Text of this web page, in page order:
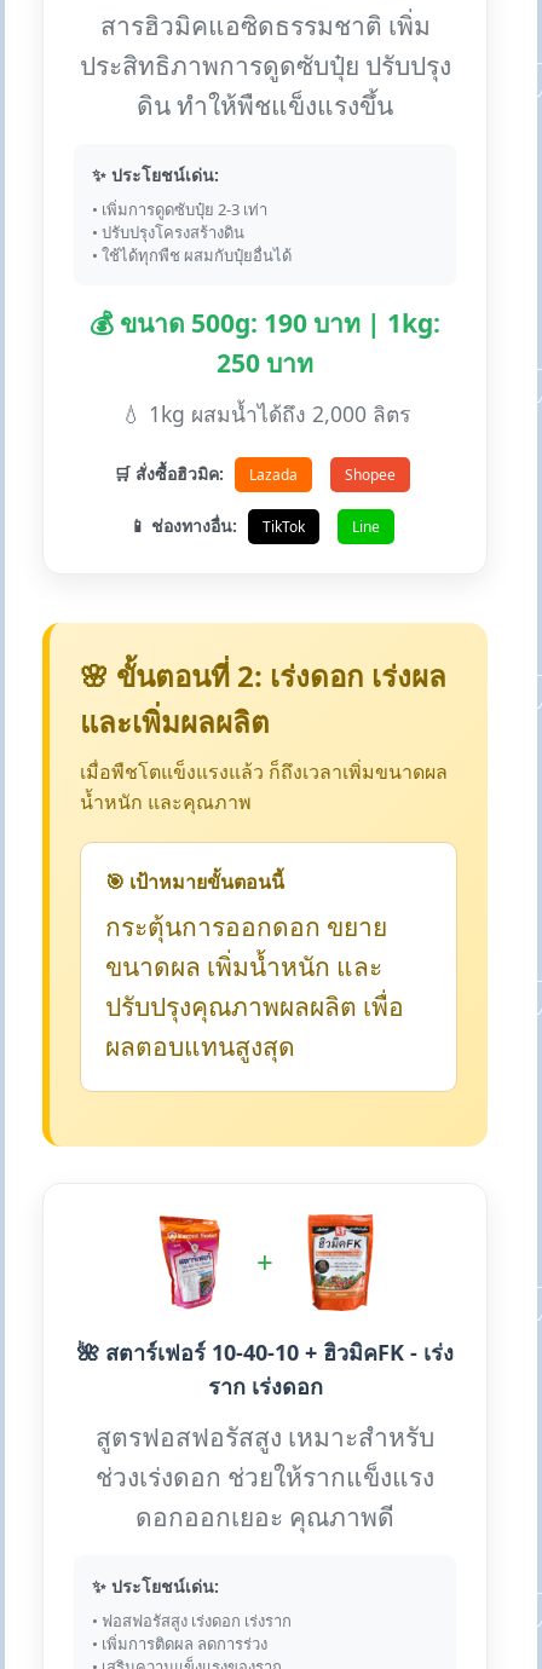
สารฮิวมิคแอซิดธรรมชาติ เพิ่ม
ประสิทธิภาพการดูดซับปุ๋ย ปรับปรุง
ดิน ทำให้พืชแข็งแรงขึ้น
✨ ประโยชน์เด่น:
• เพิ่มการดูดซับปุ๋ย 2-3 เท่า
• ปรับปรุงโครงสร้างดิน
• ใช้ได้ทุกพืช ผสมกับปุ๋ยอื่นได้
💰 ขนาด 500g: 190 บาท | 1kg:
250 บาท
💧 1kg ผสมน้ำได้ถึง 2,000 ลิตร
🛒 สั่งซื้อฮิวมิค: Lazada Shopee
📱 ช่องทางอื่น: TikTok Line
🌸 ขั้นตอนที่ 2: เร่งดอก เร่งผล
และเพิ่มผลผลิต
เมื่อพืชโตแข็งแรงแล้ว ก็ถึงเวลาเพิ่มขนาดผล
น้ำหนัก และคุณภาพ
🎯 เป้าหมายขั้นตอนนี้
กระตุ้นการออกดอก ขยาย
ขนาดผล เพิ่มน้ำหนัก และ
ปรับปรุงคุณภาพผลผลิต เพื่อ
ผลตอบแทนสูงสุด
+
🌺 สตาร์เฟอร์ 10-40-10 + ฮิวมิคFK - เร่ง
ราก เร่งดอก
สูตรฟอสฟอรัสสูง เหมาะสำหรับ
ช่วงเร่งดอก ช่วยให้รากแข็งแรง
ดอกออกเยอะ คุณภาพดี
✨ ประโยชน์เด่น:
• ฟอสฟอรัสสูง เร่งดอก เร่งราก
• เพิ่มการติดผล ลดการร่วง